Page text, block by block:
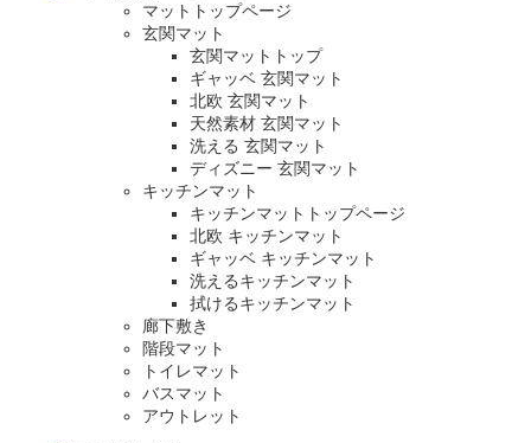
マットトップページ
玄関マット
玄関マットトップ
ギャッベ 玄関マット
北欧 玄関マット
天然素材 玄関マット
洗える 玄関マット
ディズニー 玄関マット
キッチンマット
キッチンマットトップページ
北欧 キッチンマット
ギャッベ キッチンマット
洗えるキッチンマット
拭けるキッチンマット
廊下敷き
階段マット
トイレマット
バスマット
アウトレット